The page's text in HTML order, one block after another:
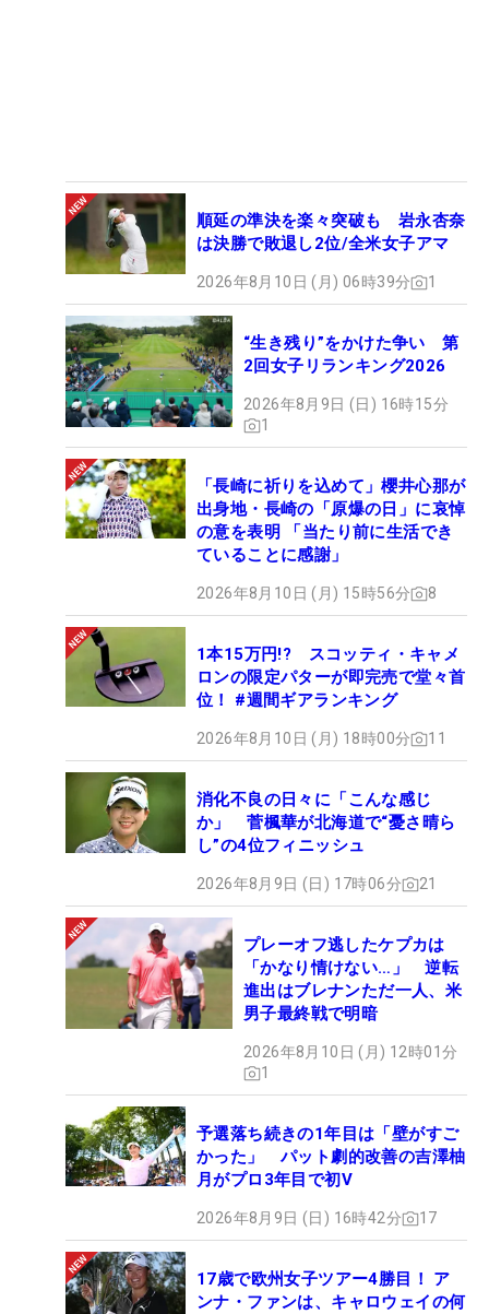
順延の準決を楽々突破も 岩永杏奈
は決勝で敗退し2位/全米女子アマ
2026年8月10日 (月) 06時39分 1
“生き残り”をかけた争い 第
2回女子リランキング2026
2026年8月9日 (日) 16時15分
1
「長崎に祈りを込めて」櫻井心那が
出身地・長崎の「原爆の日」に哀悼
の意を表明 「当たり前に生活でき
ていることに感謝」
2026年8月10日 (月) 15時56分 8
1本15万円!? スコッティ・キャメ
ロンの限定パターが即完売で堂々首
位！ #週間ギアランキング
2026年8月10日 (月) 18時00分 11
消化不良の日々に「こんな感じ
か」 菅楓華が北海道で“憂さ晴ら
し”の4位フィニッシュ
2026年8月9日 (日) 17時06分 21
プレーオフ逃したケプカは
「かなり情けない…」 逆転
進出はブレナンただ一人、米
男子最終戦で明暗
2026年8月10日 (月) 12時01分
1
予選落ち続きの1年目は「壁がすご
かった」 パット劇的改善の吉澤柚
月がプロ3年目で初V
2026年8月9日 (日) 16時42分 17
17歳で欧州女子ツアー4勝目！ ア
ンナ・ファンは、キャロウェイの何